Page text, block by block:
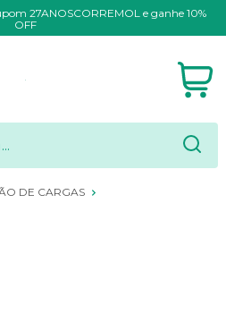
27ANOSCORREMOL e ganhe 10%
OFF
DE CARGAS